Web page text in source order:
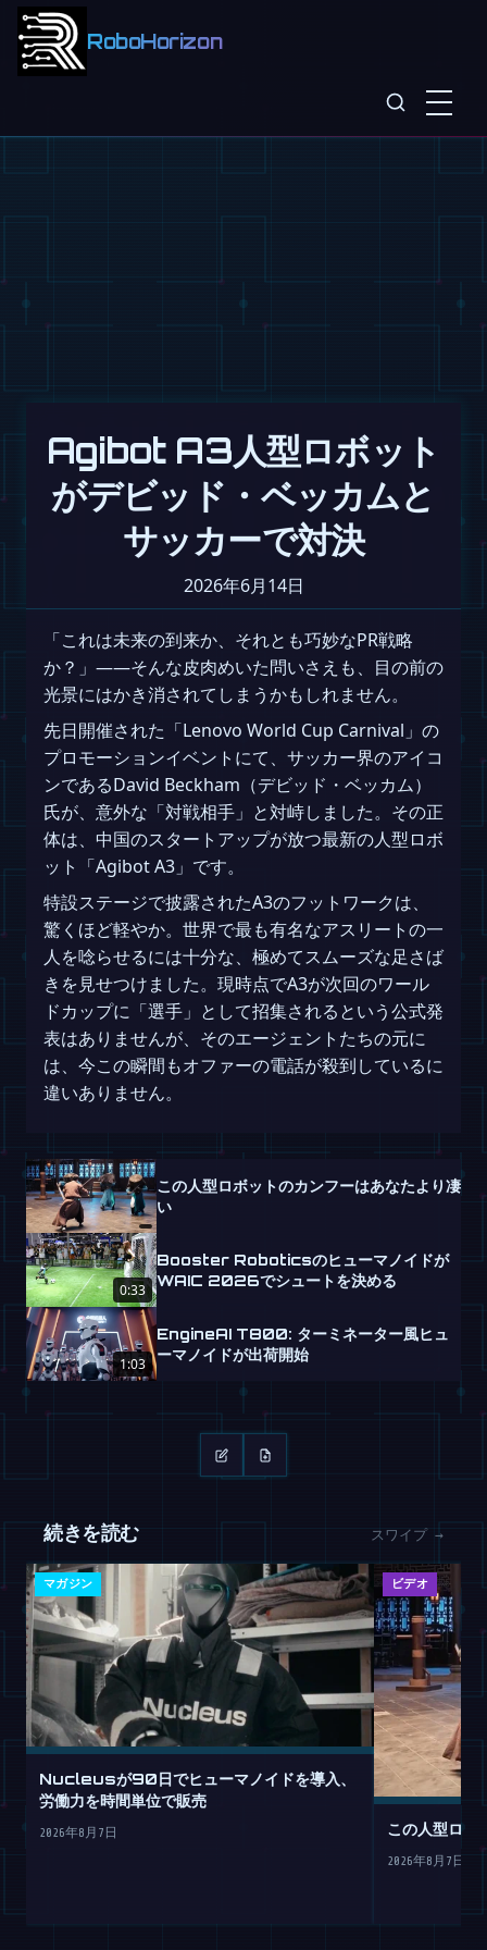
RoboHorizon
Agibot A3人型ロボット
がデビッド・ベッカムと
サッカーで対決
2026年6月14日
「これは未来の到来か、それとも巧妙なPR戦略
か？」――そんな皮肉めいた問いさえも、目の前の
光景にはかき消されてしまうかもしれません。
先日開催された「Lenovo World Cup Carnival」の
プロモーションイベントにて、サッカー界のアイコ
ンであるDavid Beckham（デビッド・ベッカム）
氏が、意外な「対戦相手」と対峙しました。その正
体は、中国のスタートアップが放つ最新の人型ロボ
ット「Agibot A3」です。
特設ステージで披露されたA3のフットワークは、
驚くほど軽やか。世界で最も有名なアスリートの一
人を唸らせるには十分な、極めてスムーズな足さば
きを見せつけました。現時点でA3が次回のワール
ドカップに「選手」として招集されるという公式発
表はありませんが、そのエージェントたちの元に
は、今この瞬間もオファーの電話が殺到しているに
違いありません。
この人型ロボットのカンフーはあなたより凄
い
0:33
Booster Roboticsのヒューマノイドが
WAIC 2026でシュートを決める
1:03
EngineAI T800: ターミネーター風ヒュ
ーマノイドが出荷開始
続きを読む スワイプ →
マガジン
Nucleusが90日でヒューマノイドを導入、
労働力を時間単位で販売
2026年8月7日
ビデオ
この人型ロボ
2026年8月7日